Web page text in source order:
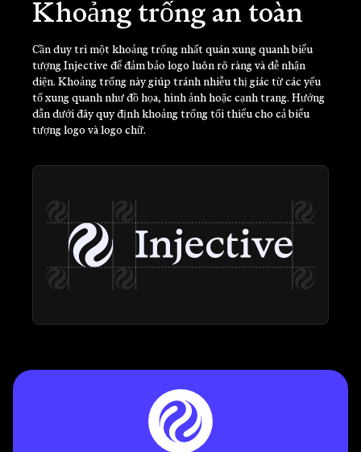
Khoảng trống an toàn
Cần duy trì một khoảng trống nhất quán xung quanh biểu
tượng Injective để đảm bảo logo luôn rõ ràng và dễ nhận
diện. Khoảng trống này giúp tránh nhiễu thị giác từ các yếu
tố xung quanh như đồ họa, hình ảnh hoặc cạnh trang. Hướng
dẫn dưới đây quy định khoảng trống tối thiểu cho cả biểu
tượng logo và logo chữ.